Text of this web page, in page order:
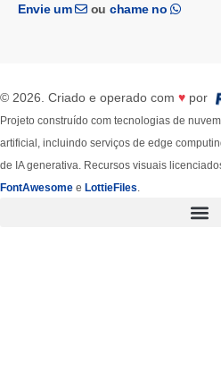
Envie um ou chame no
© 2026. Criado e operado com ♥ por
Projeto construído com tecnologias de
artificial, incluindo serviços de edge
de IA generativa. Recursos visuais
FontAwesome e LottieFiles.